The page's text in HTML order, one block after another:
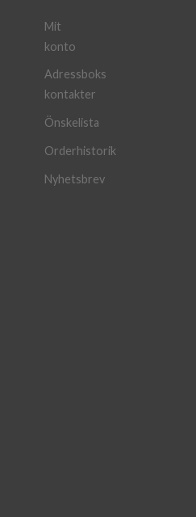
Mit
konto
Adressboks
kontakter
Önskelista
Orderhistorik
Nyhetsbrev